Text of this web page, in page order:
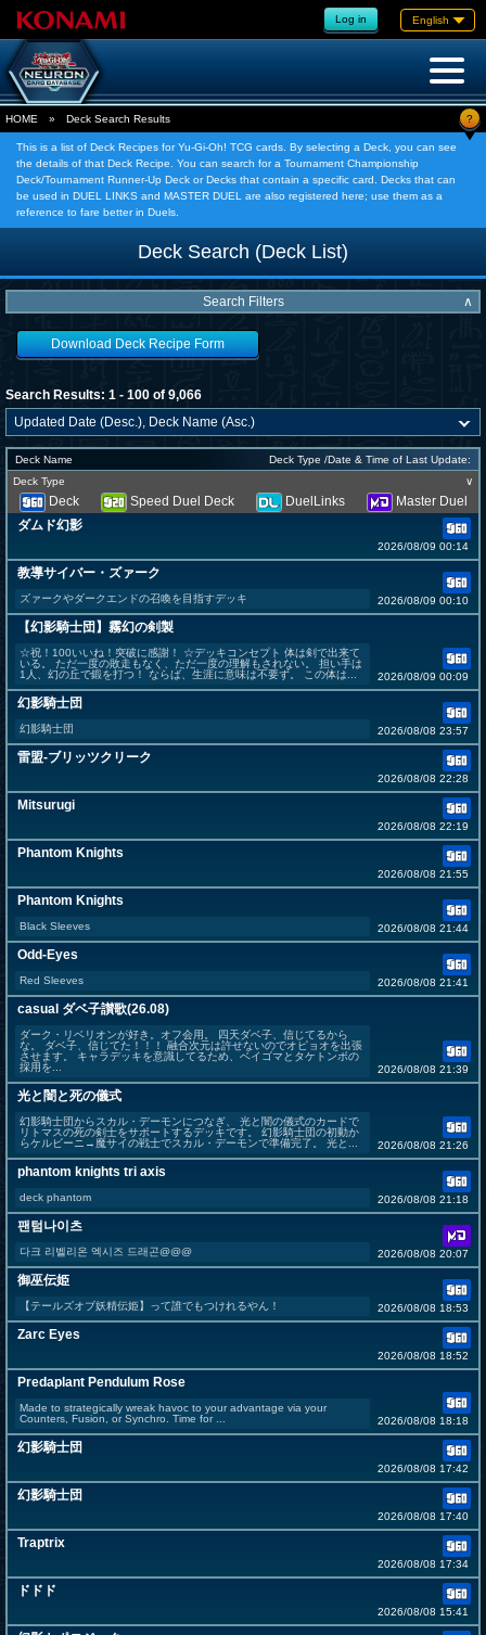
Log in English
HOME » Deck Search Results ?
This is a list of Deck Recipes for Yu-Gi-Oh! TCG cards. By selecting a Deck, you can see
the details of that Deck Recipe. You can search for a Tournament Championship
Deck/Tournament Runner-Up Deck or Decks that contain a specific card. Decks that can
be used in DUEL LINKS and MASTER DUEL are also registered here; use them as a
reference to fare better in Duels.
Deck Search (Deck List)
Search Filters ∧
Download Deck Recipe Form
Search Results: 1 - 100 of 9,066
Deck Name
Deck Type /Date & Time of Last Update:
Deck Type
∨
Deck Speed Duel Deck DuelLinks
Master Duel
ダムド幻影
2026/08/09 00:14
教導サイバー・ズァーク
ズァークやダークエンドの召喚を目指すデッキ 2026/08/09 00:10
【幻影騎士団】霧幻の剣製
☆祝！100いいね！突破に感謝！ ☆デッキコンセプト 体は剣で出来て
いる。 ただ一度の敗走もなく、ただ一度の理解もされない。 担い手は
1人、幻の丘で鍛を打つ！ ならば、生涯に意味は不要ず。 この体は...
2026/08/09 00:09
幻影騎士団
幻影騎士団 2026/08/08 23:57
雷盟-ブリッツクリーク
2026/08/08 22:28
Mitsurugi
2026/08/08 22:19
Phantom Knights
2026/08/08 21:55
Phantom Knights
Black Sleeves 2026/08/08 21:44
Odd-Eyes
Red Sleeves 2026/08/08 21:41
casual ダベ子讃歌(26.08)
ダーク・リベリオンが好き。オフ会用。 四天ダベ子、信じてるから
な。 ダベ子、信じてた！！！ 融合次元は許せないのでオピョオを出張
させます。 キャラデッキを意識してるため、ベイゴマとタケトンボの
採用を...
2026/08/08 21:39
光と闇と死の儀式
幻影騎士団からスカル・デーモンにつなぎ、 光と闇の儀式のカードで
リトマスの死の剣士をサポートするデッキです。 幻影騎士団の初動か
らケルビーニ→魔サイの戦士でスカル・デーモンで準備完了。 光と...
2026/08/08 21:26
phantom knights tri axis
deck phantom 2026/08/08 21:18
팬텀나이츠
다크 리벨리온 엑시즈 드래곤@@@ 2026/08/08 20:07
御巫伝姫
【テールズオブ妖精伝姫】って誰でもつけれるやん！ 2026/08/08 18:53
Zarc Eyes
2026/08/08 18:52
Predaplant Pendulum Rose
Made to strategically wreak havoc to your advantage via your
Counters, Fusion, or Synchro. Time for ...
2026/08/08 18:18
幻影騎士団
2026/08/08 17:42
幻影騎士団
2026/08/08 17:40
Traptrix
2026/08/08 17:34
ドドド
2026/08/08 15:41